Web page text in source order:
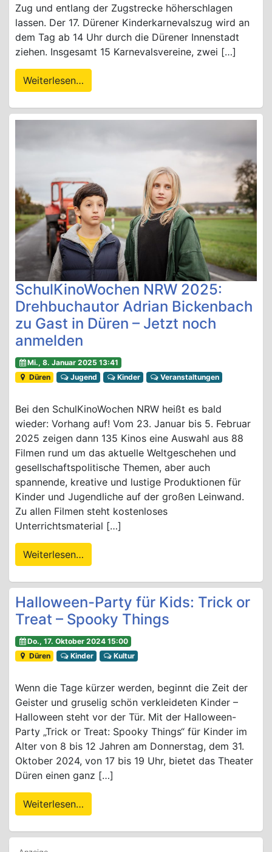
Zug und entlang der Zugstrecke höherschlagen
lassen. Der 17. Dürener Kinderkarnevalszug wird an
dem Tag ab 14 Uhr durch die Dürener Innenstadt
ziehen. Insgesamt 15 Karnevalsvereine, zwei […]
Weiterlesen…
SchulKinoWochen NRW 2025:
Drehbuchautor Adrian Bickenbach
zu Gast in Düren – Jetzt noch
anmelden
Mi., 8. Januar 2025 13:41
Düren
Jugend Kinder Veranstaltungen
Bei den SchulKinoWochen NRW heißt es bald
wieder: Vorhang auf! Vom 23. Januar bis 5. Februar
2025 zeigen dann 135 Kinos eine Auswahl aus 88
Filmen rund um das aktuelle Weltgeschehen und
gesellschaftspolitische Themen, aber auch
spannende, kreative und lustige Produktionen für
Kinder und Jugendliche auf der großen Leinwand.
Zu allen Filmen steht kostenloses
Unterrichtsmaterial […]
Weiterlesen…
Halloween-Party für Kids: Trick or
Treat – Spooky Things
Do., 17. Oktober 2024 15:00
Düren
Kinder Kultur
Wenn die Tage kürzer werden, beginnt die Zeit der
Geister und gruselig schön verkleideten Kinder –
Halloween steht vor der Tür. Mit der Halloween-
Party „Trick or Treat: Spooky Things“ für Kinder im
Alter von 8 bis 12 Jahren am Donnerstag, dem 31.
Oktober 2024, von 17 bis 19 Uhr, bietet das Theater
Düren einen ganz […]
Weiterlesen…